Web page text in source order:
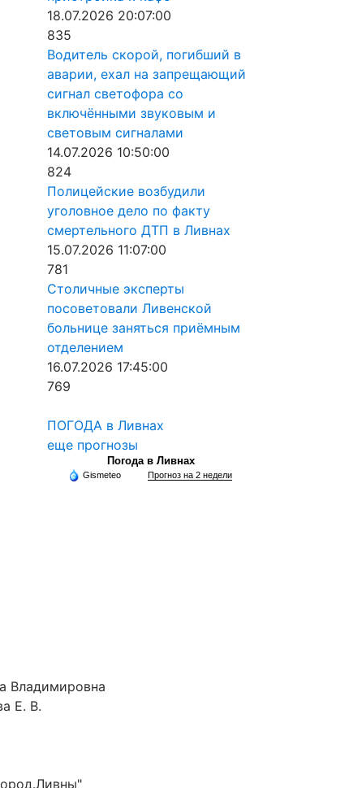
18.07.2026 20:07:00
835
Водитель скорой, погибший в
аварии, ехал на запрещающий
сигнал светофора со
включёнными звуковым и
световым сигналами
14.07.2026 10:50:00
824
Полицейские возбудили
уголовное дело по факту
смертельного ДТП в Ливнах
15.07.2026 11:07:00
781
Столичные эксперты
посоветовали Ливенской
больнице заняться приёмным
отделением
16.07.2026 17:45:00
769
ПОГОДА в Ливнах
еще прогнозы
Погода в Ливнах
Gismeteo Прогноз на 2 недели
Владимировна
Е. В.